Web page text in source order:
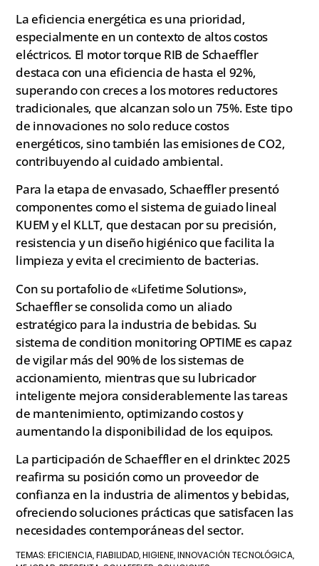
La eficiencia energética es una prioridad,
especialmente en un contexto de altos costos
eléctricos. El motor torque RIB de Schaeffler
destaca con una eficiencia de hasta el 92%,
superando con creces a los motores reductores
tradicionales, que alcanzan solo un 75%. Este tipo
de innovaciones no solo reduce costos
energéticos, sino también las emisiones de CO2,
contribuyendo al cuidado ambiental.
Para la etapa de envasado, Schaeffler presentó
componentes como el sistema de guiado lineal
KUEM y el KLLT, que destacan por su precisión,
resistencia y un diseño higiénico que facilita la
limpieza y evita el crecimiento de bacterias.
Con su portafolio de «Lifetime Solutions»,
Schaeffler se consolida como un aliado
estratégico para la industria de bebidas. Su
sistema de condition monitoring OPTIME es capaz
de vigilar más del 90% de los sistemas de
accionamiento, mientras que su lubricador
inteligente mejora considerablemente las tareas
de mantenimiento, optimizando costos y
aumentando la disponibilidad de los equipos.
La participación de Schaeffler en el drinktec 2025
reafirma su posición como un proveedor de
confianza en la industria de alimentos y bebidas,
ofreciendo soluciones prácticas que satisfacen las
necesidades contemporáneas del sector.
TEMAS: EFICIENCIA, FIABILIDAD, HIGIENE, INNOVACIÓN TECNOLÓGICA,